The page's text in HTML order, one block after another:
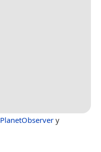
PlanetObserver y